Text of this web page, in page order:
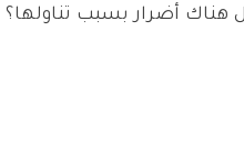
هناك أضرار بسبب تناولها؟